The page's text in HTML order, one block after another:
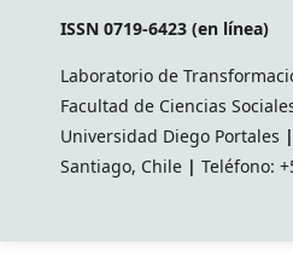
ISSN 0719-6423
Laboratorio de
Facultad de Ciencias
Universidad Diego Portales |
Santiago, Chile | Teléfono: